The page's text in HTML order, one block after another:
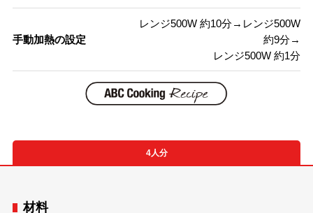
手動加熱の設定
レンジ500W 約10分→レンジ500W
約9分→
レンジ500W 約1分
4人分
材料